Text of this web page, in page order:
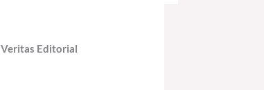
Veritas Editorial